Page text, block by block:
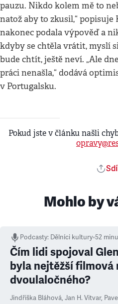
pauzu. Nikdo kolem mě to
natož aby to zkusil,“
nakonec podala výpověď a
kdyby se chtěla vrátit, myslí
bude chtít, ještě neví. „Ale
práci nenašla,“ dodává
v Portugalsku.
Pokud jste v článku našli
Mohlo by
Podcasty: Dělníci kultury•52
Čím lidi spojoval
byla nejtěžší filmová
dvoulaločného?
Jindřiška Bláhová, Jan H. Vitvar,